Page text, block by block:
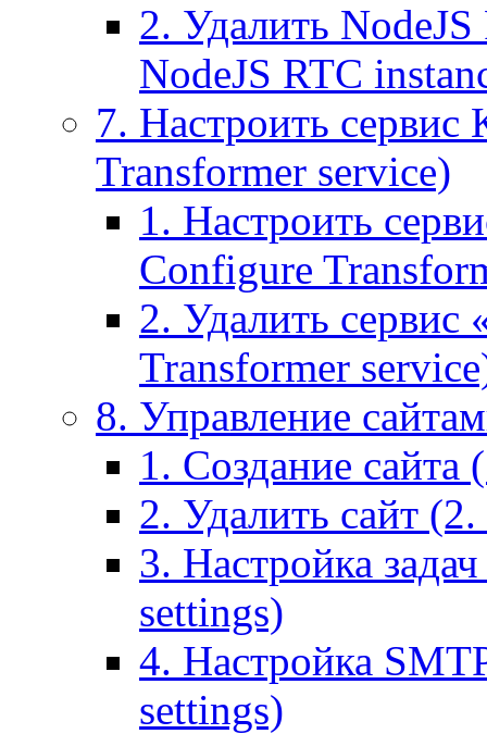
2. Удалить
NodeJS RTC
7. Настроить
Transformer service)
1. Настроить
Configure
2. Удалить сервис
Transformer
8. Управление
1. Создание сайта
2. Удалить сайт
3. Настройка
settings)
4. Настройка
settings)